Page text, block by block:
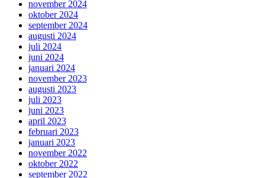
november 2024
oktober 2024
september 2024
augusti 2024
juli 2024
juni 2024
januari 2024
november 2023
augusti 2023
juli 2023
juni 2023
april 2023
februari 2023
januari 2023
november 2022
oktober 2022
september 2022